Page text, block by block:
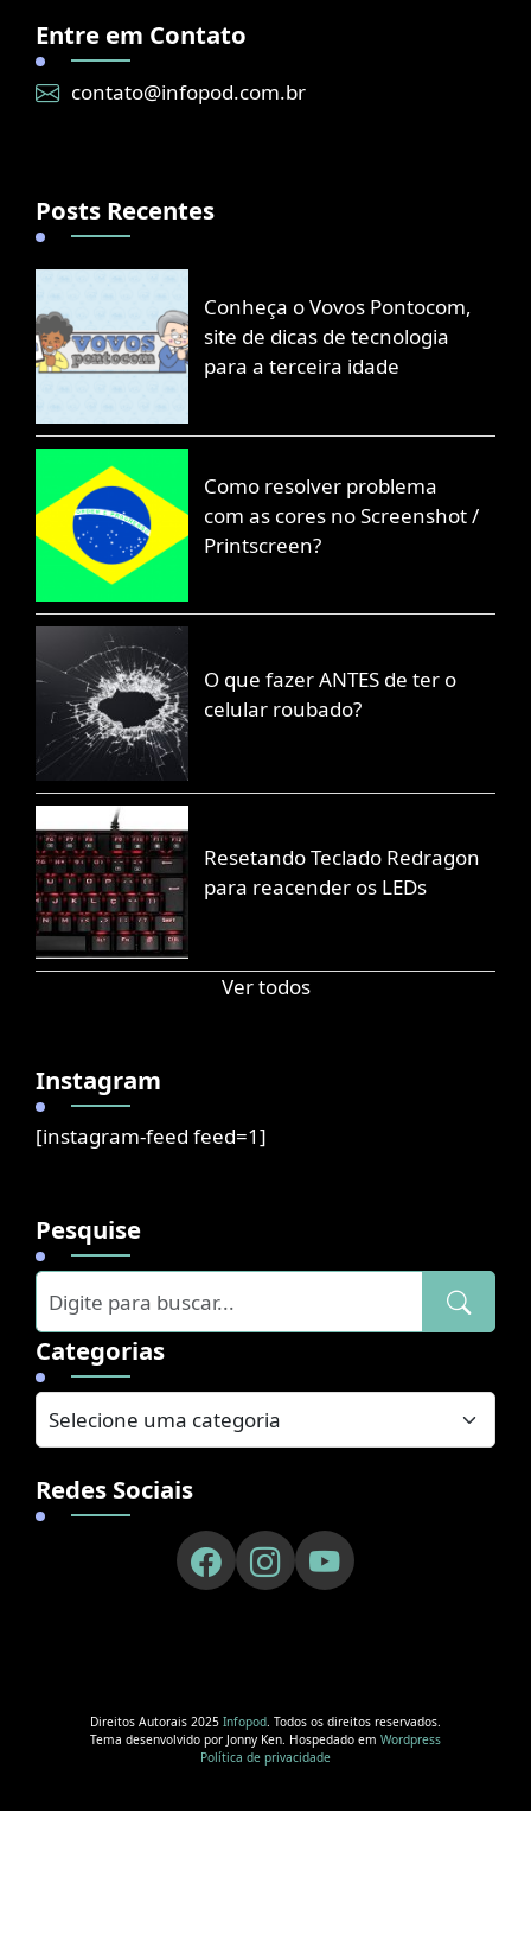
Entre em Contato
contato@infopod.com.br
Posts Recentes
Conheça o Vovos Pontocom,
site de dicas de tecnologia
para a terceira idade
Como resolver problema
com as cores no Screenshot /
Printscreen?
O que fazer ANTES de ter o
celular roubado?
Resetando Teclado Redragon
para reacender os LEDs
Ver todos
Instagram
[instagram-feed feed=1]
Pesquise
Categorias
Redes Sociais
Direitos Autorais 2025 Infopod. Todos os direitos reservados.
Tema desenvolvido por Jonny Ken. Hospedado em Wordpress
Política de privacidade